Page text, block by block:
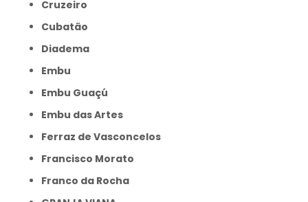
Cruzeiro
Cubatão
Diadema
Embu
Embu Guaçú
Embu das Artes
Ferraz de Vasconcelos
Francisco Morato
Franco da Rocha